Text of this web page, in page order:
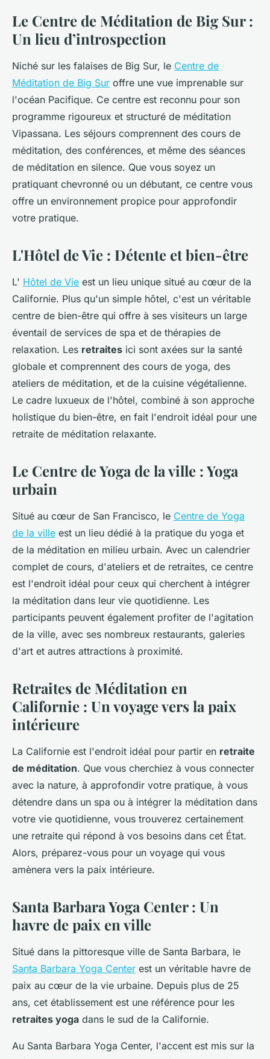
Le Centre de Méditation de Big Sur :
Un lieu d’introspection
Niché sur les falaises de Big Sur, le Centre de
Méditation de Big Sur offre une vue imprenable sur
l'océan Pacifique. Ce centre est reconnu pour son
programme rigoureux et structuré de méditation
Vipassana. Les séjours comprennent des cours de
méditation, des conférences, et même des séances
de méditation en silence. Que vous soyez un
pratiquant chevronné ou un débutant, ce centre vous
offre un environnement propice pour approfondir
votre pratique.
L'Hôtel de Vie : Détente et bien-être
L' Hôtel de Vie est un lieu unique situé au cœur de la
Californie. Plus qu'un simple hôtel, c'est un véritable
centre de bien-être qui offre à ses visiteurs un large
éventail de services de spa et de thérapies de
relaxation. Les retraites ici sont axées sur la santé
globale et comprennent des cours de yoga, des
ateliers de méditation, et de la cuisine végétalienne.
Le cadre luxueux de l'hôtel, combiné à son approche
holistique du bien-être, en fait l'endroit idéal pour une
retraite de méditation relaxante.
Le Centre de Yoga de la ville : Yoga
urbain
Situé au cœur de San Francisco, le Centre de Yoga
de la ville est un lieu dédié à la pratique du yoga et
de la méditation en milieu urbain. Avec un calendrier
complet de cours, d'ateliers et de retraites, ce centre
est l'endroit idéal pour ceux qui cherchent à intégrer
la méditation dans leur vie quotidienne. Les
participants peuvent également profiter de l'agitation
de la ville, avec ses nombreux restaurants, galeries
d'art et autres attractions à proximité.
Retraites de Méditation en
Californie : Un voyage vers la paix
intérieure
La Californie est l'endroit idéal pour partir en retraite
de méditation. Que vous cherchiez à vous connecter
avec la nature, à approfondir votre pratique, à vous
détendre dans un spa ou à intégrer la méditation dans
votre vie quotidienne, vous trouverez certainement
une retraite qui répond à vos besoins dans cet État.
Alors, préparez-vous pour un voyage qui vous
amènera vers la paix intérieure.
Santa Barbara Yoga Center : Un
havre de paix en ville
Situé dans la pittoresque ville de Santa Barbara, le
Santa Barbara Yoga Center est un véritable havre de
paix au cœur de la vie urbaine. Depuis plus de 25
ans, cet établissement est une référence pour les
retraites yoga dans le sud de la Californie.
Au Santa Barbara Yoga Center, l'accent est mis sur la